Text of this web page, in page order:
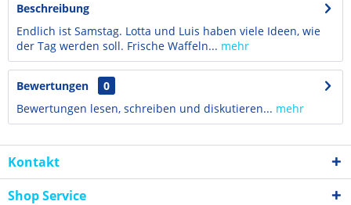
Beschreibung
Endlich ist Samstag. Lotta und Luis haben viele Ideen, wie
der Tag werden soll. Frische Waffeln... mehr
Bewertungen
0
Bewertungen lesen, schreiben und diskutieren... mehr
Kontakt
Shop Service